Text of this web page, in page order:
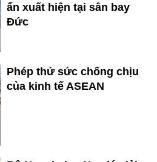
ẩn xuất hiện tại sân bay
Đức
Phép thử sức chống chịu
của kinh tế ASEAN